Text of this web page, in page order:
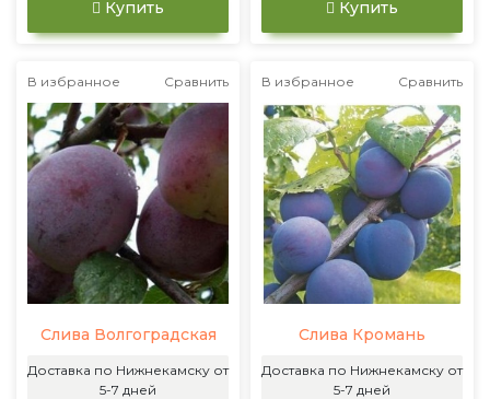
Купить Купить
В избранное Сравнить
Слива Волгоградская
Доставка по Нижнекамску от
5-7 дней
В избранное Сравнить
Слива Кромань
Доставка по Нижнекамску от
5-7 дней